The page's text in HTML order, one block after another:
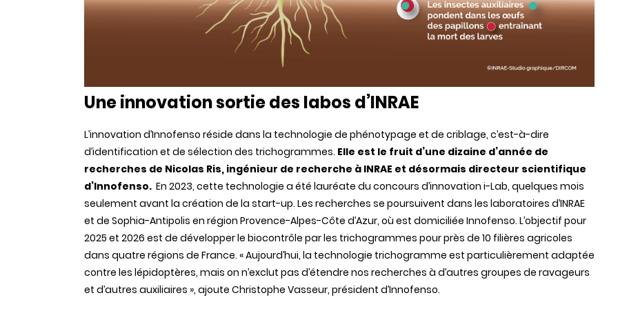
Une innovation sortie des labos d’INRAE
L’innovation d’Innofenso réside dans la technologie de phénotypage et de criblage, c’est-à-dire
d’identification et de sélection des trichogrammes. Elle est le fruit d’une dizaine d’année de
recherches de Nicolas Ris, ingénieur de recherche à INRAE et désormais directeur scientifique
d’Innofenso. En 2023, cette technologie a été lauréate du concours d’innovation i-Lab, quelques mois
seulement avant la création de la start-up. Les recherches se poursuivent dans les laboratoires d’INRAE
et de Sophia-Antipolis en région Provence-Alpes-Côte d’Azur, où est domiciliée Innofenso. L’objectif pour
2025 et 2026 est de développer le biocontrôle par les trichogrammes pour près de 10 filières agricoles
dans quatre régions de France. « Aujourd’hui, la technologie trichogramme est particulièrement adaptée
contre les lépidoptères, mais on n’exclut pas d’étendre nos recherches à d’autres groupes de ravageurs
et d’autres auxiliaires », ajoute Christophe Vasseur, président d’Innofenso.